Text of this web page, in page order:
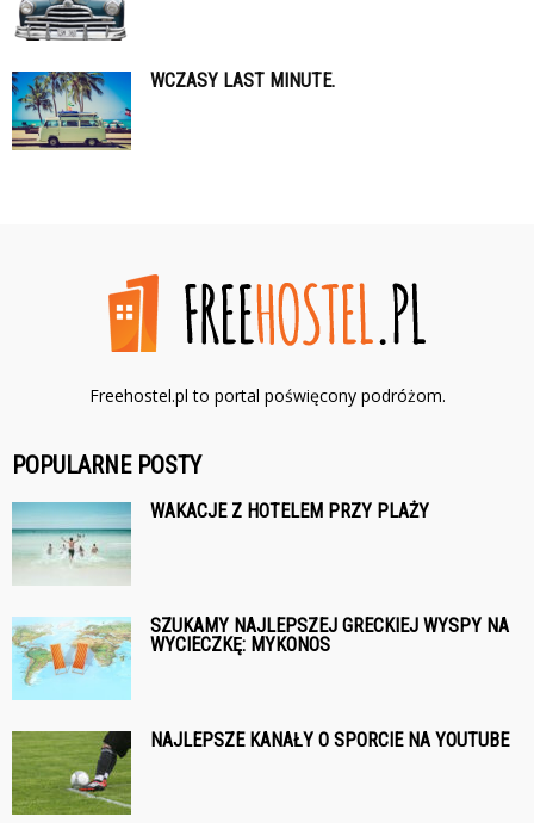
WCZASY LAST MINUTE.
Freehostel.pl to portal poświęcony podróżom.
POPULARNE POSTY
WAKACJE Z HOTELEM PRZY PLAŻY
SZUKAMY NAJLEPSZEJ GRECKIEJ WYSPY NA
WYCIECZKĘ: MYKONOS
NAJLEPSZE KANAŁY O SPORCIE NA YOUTUBE